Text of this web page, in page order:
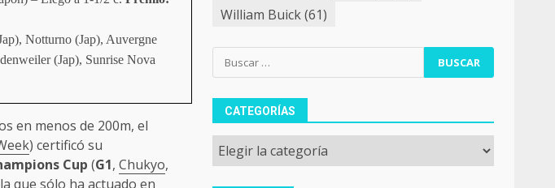
Notturno (Jap), Auvergne
(Jap), Sunrise Nova
en menos de 200m, el
) certificó su
Cup (G1, Chukyo,
que sólo ha actuado en
William Buick(61)
Buscar:
CATEGORÍAS
Categorías